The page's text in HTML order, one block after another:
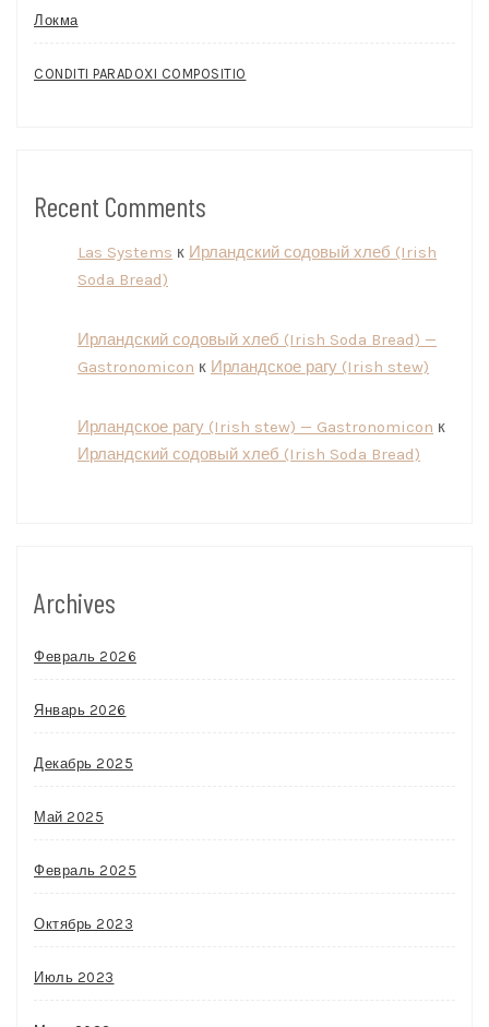
Локма
CONDITI PARADOXI COMPOSITIO
Recent Comments
Las Systems к Ирландский содовый хлеб (Irish
Soda Bread)
Ирландский содовый хлеб (Irish Soda Bread) —
Gastronomicon к Ирландское рагу (Irish stew)
Ирландское рагу (Irish stew) — Gastronomicon к
Ирландский содовый хлеб (Irish Soda Bread)
Archives
Февраль 2026
Январь 2026
Декабрь 2025
Май 2025
Февраль 2025
Октябрь 2023
Июль 2023